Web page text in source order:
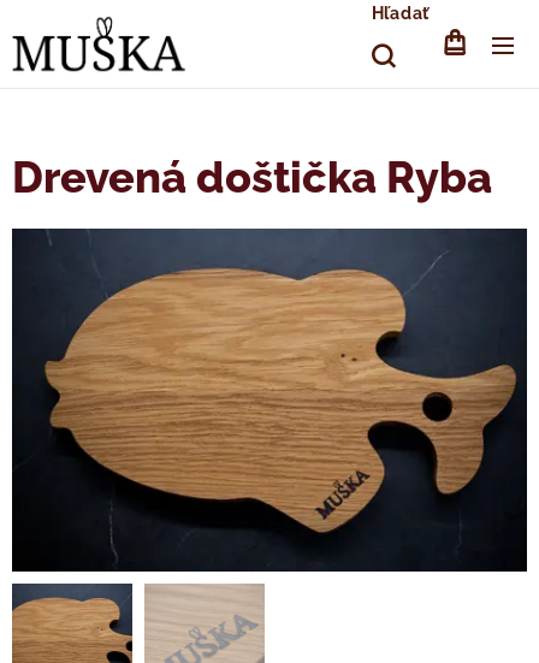
Hľadať
Drevená doštička Ryba